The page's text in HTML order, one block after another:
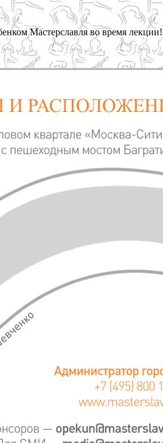
Мастерславля во время лекции!